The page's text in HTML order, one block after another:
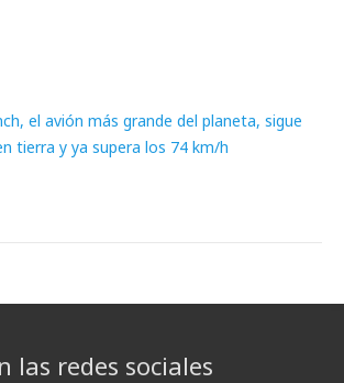
el avión más grande del planeta, sigue
tierra y ya supera los 74 km/h
las redes sociales